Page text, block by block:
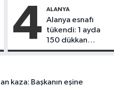
4 ALANYA
Alanya esnafı
tükendi: 1 ayda
150 dükkan
kapandı
kaza: Başkanın eşine